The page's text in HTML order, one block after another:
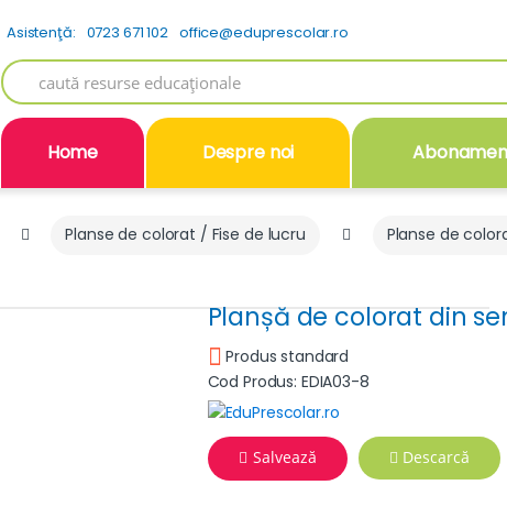
Asistenţă: 0723 671 102 office@eduprescolar.ro
Search
for:
Home Despre noi
Planse de colorat / Fise de lucru Planse de
Planșă de colorat din
Produs standard
Cod Produs: EDIA03-8
Salvează Descarcă